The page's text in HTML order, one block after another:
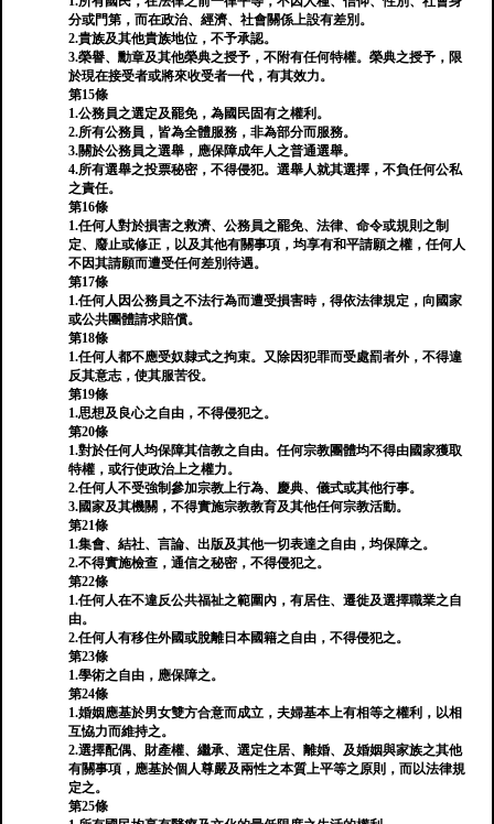
分或門第，而在政治、經濟、社會關係上設有差別。
2.貴族及其他貴族地位，不予承認。
3.榮譽、勳章及其他榮典之授予，不附有任何特權。榮典之授予，限
於現在接受者或將來收受者一代，有其效力。
第15條
1.公務員之選定及罷免，為國民固有之權利。
2.所有公務員，皆為全體服務，非為部分而服務。
3.關於公務員之選舉，應保障成年人之普通選舉。
4.所有選舉之投票秘密，不得侵犯。選舉人就其選擇，不負任何公私
之責任。
第16條
1.任何人對於損害之救濟、公務員之罷免、法律、命令或規則之制
定、廢止或修正，以及其他有關事項，均享有和平請願之權，任何人
不因其請願而遭受任何差別待遇。
第17條
1.任何人因公務員之不法行為而遭受損害時，得依法律規定，向國家
或公共團體請求賠償。
第18條
1.任何人都不應受奴隸式之拘束。又除因犯罪而受處罰者外，不得違
反其意志，使其服苦役。
第19條
1.思想及良心之自由，不得侵犯之。
第20條
1.對於任何人均保障其信教之自由。任何宗教團體均不得由國家獲取
特權，或行使政治上之權力。
2.任何人不受強制參加宗教上行為、慶典、儀式或其他行事。
3.國家及其機關，不得實施宗教教育及其他任何宗教活動。
第21條
1.集會、結社、言論、出版及其他一切表達之自由，均保障之。
2.不得實施檢查，通信之秘密，不得侵犯之。
第22條
1.任何人在不違反公共福祉之範圍內，有居住、遷徙及選擇職業之自
由。
2.任何人有移住外國或脫離日本國籍之自由，不得侵犯之。
第23條
1.學術之自由，應保障之。
第24條
1.婚姻應基於男女雙方合意而成立，夫婦基本上有相等之權利，以相
互恊力而維持之。
2.選擇配偶、財產權、繼承、選定住居、離婚、及婚姻與家族之其他
有關事項，應基於個人尊嚴及兩性之本質上平等之原則，而以法律規
定之。
第25條